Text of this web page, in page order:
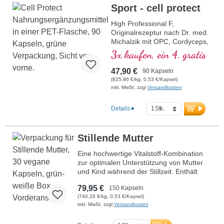
Fischöl und aluminiumfreier
Versiegelung.
Mehr Informationen zu
Schwangerschaft 4.-9. Monat
Sport - cell protect
High Professional F,
Originalrezeptur nach Dr. med.
Michalzik mit OPC, Cordyceps,
Carnosolsäure, Resveratrol,
Q10, Glutathion, NADH,
Omega 3, Granatapfel und
reinem Vitamin C
3x kaufen, ein 4. gratis
47,90 € 90 Kapseln
(825,86 €/kg, 0,53 €/Kapsel)
inkl. MwSt. zzgl Versandkosten
Details
Stillende Mutter
Eine hochwertige Vitalstoff-Kombination
zur optimalen Unterstützung von Mutter
und Kind während der Stillzeit. Enthält
Vitamin D3 für Zellteilung, Blutbildung und
Knochengesundheit. Hochdosiertes
Omega-3 mit DHA fördert die normale
79,95 € 150 Kapseln
(740,28 €/kg, 0,53 €/Kapsel)
inkl. MwSt. zzgl Versandkosten